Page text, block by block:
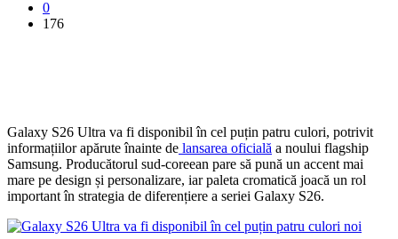
0
176
Galaxy S26 Ultra va fi disponibil în cel puțin patru culori, potrivit
informațiilor apărute înainte de lansarea oficială a noului flagship
Samsung. Producătorul sud-coreean pare să pună un accent mai
mare pe design și personalizare, iar paleta cromatică joacă un rol
important în strategia de diferențiere a seriei Galaxy S26.